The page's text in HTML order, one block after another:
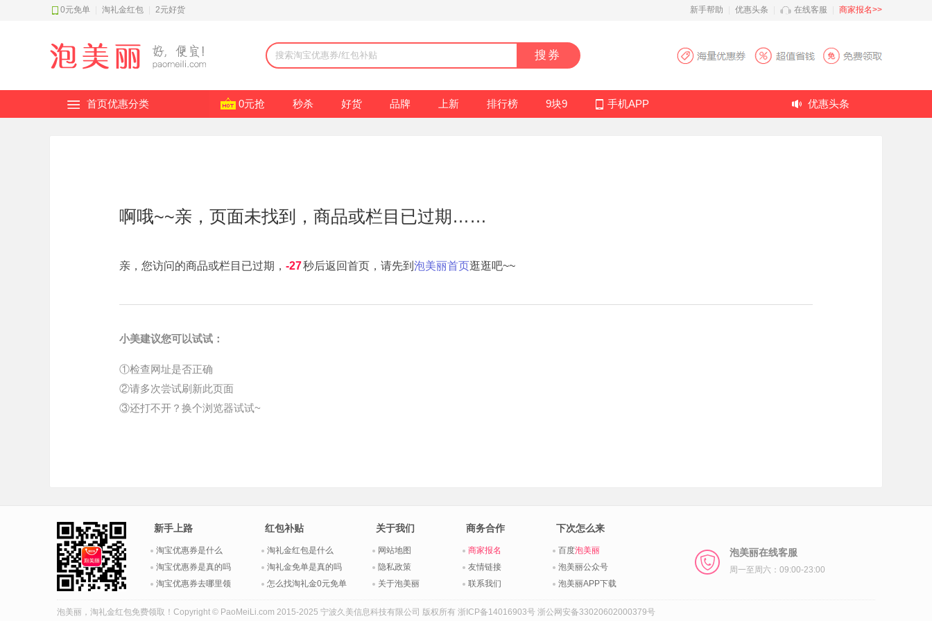
0元免单 淘礼金红包 2元好货 新手帮助 优惠头条 在线客服 商家报名>>
搜券
首页优惠分类 0元抢 秒杀 好货 品牌 上新 排行榜 9块9 手机APP 优惠头条
啊哦~~亲，页面未找到，商品或栏目已过期……
亲，您访问的商品或栏目已过期， -28秒后返回首页，请先到 泡美丽首页逛逛吧~~
小美建议您可以试试：
①检查网址是否正确
②请多次尝试刷新此页面
③还打不开？换个浏览器试试~
新手上路
淘宝优惠券是什么
淘宝优惠券是真的吗
淘宝优惠券去哪里领
红包补贴
淘礼金红包是什么
淘礼金免单是真的吗
怎么找淘礼金0元免单
关于我们
网站地图
隐私政策
关于泡美丽
商务合作
商家报名
友情链接
联系我们
下次怎么来
百度泡美丽
泡美丽公众号
泡美丽APP下载
泡美丽在线客服
周一至周六：09:00-23:00
泡美丽， 淘礼金红包免费领取！Copyright © PaoMeiLi.com 2015-2025 宁波久美信息科技有限公司 版权所有 浙ICP备14016903号 浙公网安备33020602000379号